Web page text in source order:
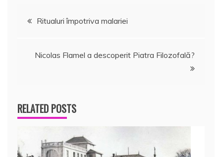
Navigare
Ritualuri împotriva malariei
Nicolas Flamel a descoperit Piatra Filozofală?
RELATED POSTS